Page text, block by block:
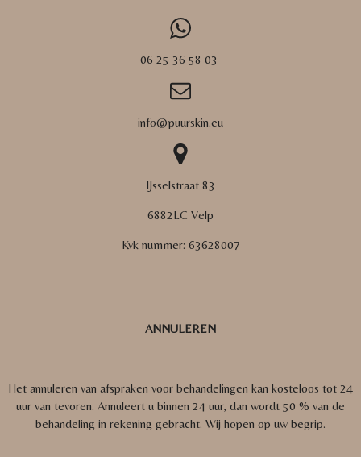
06 25 36 58 03
info@puurskin.eu
IJsselstraat 83
6882LC Velp
Kvk nummer: 63628007
ANNULEREN
Het annuleren van afspraken voor behandelingen kan kosteloos tot 24
uur van tevoren. Annuleert u binnen 24 uur, dan wordt 50 % van de
behandeling in rekening gebracht. Wij hopen op uw begrip.